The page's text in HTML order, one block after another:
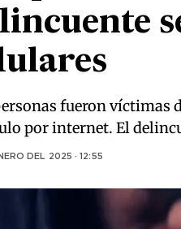
fueron víctimas
por internet. El
DEL 2025 · 12:55